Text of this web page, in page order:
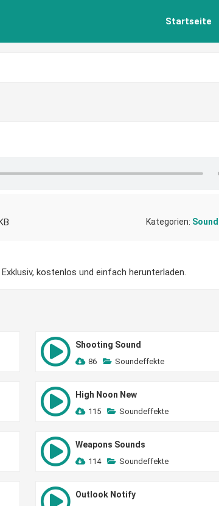
Startseite
Kategorien:
kostenlos und einfach herunterladen.
Shooting Sound
86 Soundeffekte
High Noon New
115 Soundeffekte
Weapons Sounds
114 Soundeffekte
Outlook Notify